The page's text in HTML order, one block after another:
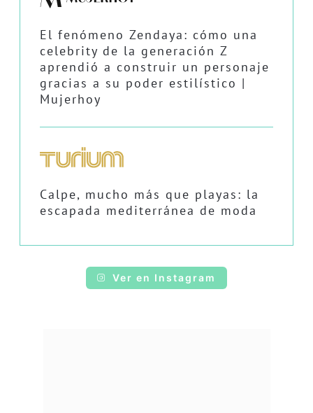
El fenómeno Zendaya: cómo una
celebrity de la generación Z
aprendió a construir un personaje
gracias a su poder estilístico |
Mujerhoy
Calpe, mucho más que playas: la
escapada mediterránea de moda
Ver en Instagram